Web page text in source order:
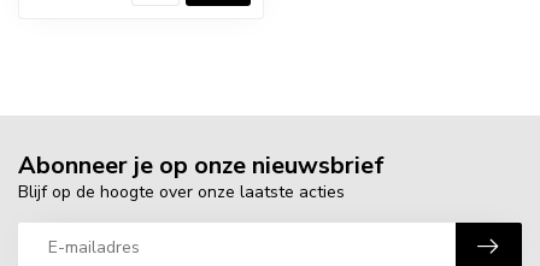
Abonneer je op onze nieuwsbrief
Blijf op de hoogte over onze laatste acties